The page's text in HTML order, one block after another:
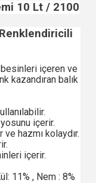
10 Lt / 2100
içeren ve
kazandıran balık
ılabilir.
içerir.
hazmı kolaydır.
içerir.
11% , Nem : 8%